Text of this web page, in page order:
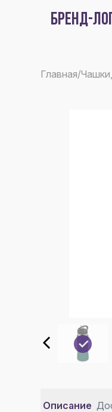
БРЕНД-
Главная/
Описание